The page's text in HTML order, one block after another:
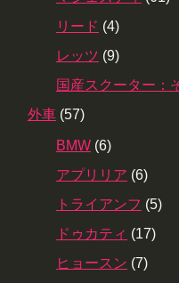
リード (4)
レッツ (9)
国産スクーター：
外車 (57)
BMW (6)
アプリリア (6)
トライアンフ (5)
ドゥカティ (17)
ヒョースン (7)